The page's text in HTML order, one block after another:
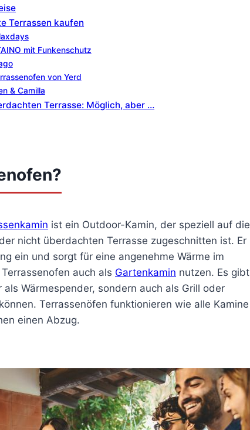
Terrassen kaufen
mit Funkenschutz
von Yerd
& Camilla
Terrasse: Möglich, aber …
ist ein Outdoor-Kamin, der speziell auf die
nicht überdachten Terrasse zugeschnitten ist. Er
ein und sorgt für eine angenehme Wärme im
auch als Gartenkamin nutzen. Es gibt
Wärmespender, sondern auch als Grill oder
Terrassenöfen funktionieren wie alle Kamine
einen Abzug.